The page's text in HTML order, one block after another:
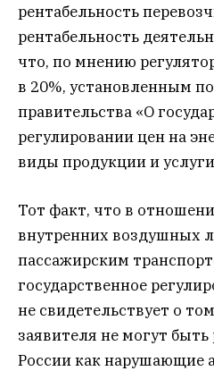
рентабельность
рентабельность
что, по мнению
в 20%, установленным
правительства «О
регулировании цен на
виды продукции и
Тот факт, что в
внутренних воздушных
пассажирским
государственное
не свидетельствует о
заявителя не могут
России как нарушающие